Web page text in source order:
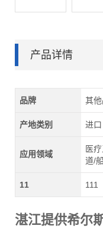
产品详情
品牌 其
产地类别 进口
应用领域
医
道/
11 111
湛江提供希尔